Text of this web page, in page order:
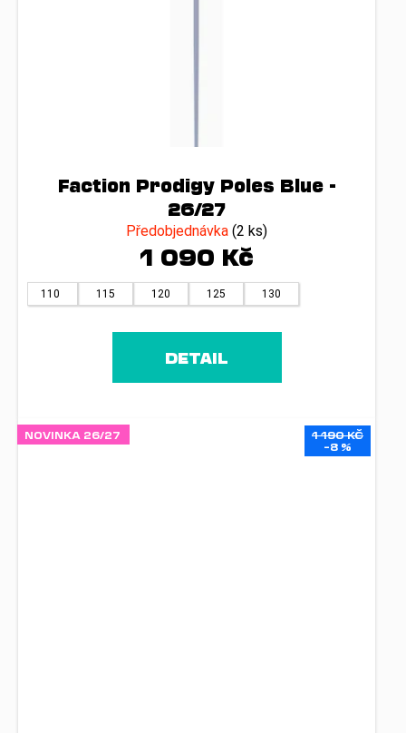
Faction Prodigy Poles Blue -
26/27
Předobjednávka (2 ks)
1 090 Kč
110 115 120 125 130
DETAIL
NOVINKA 26/27
1 190 KČ
–8 %